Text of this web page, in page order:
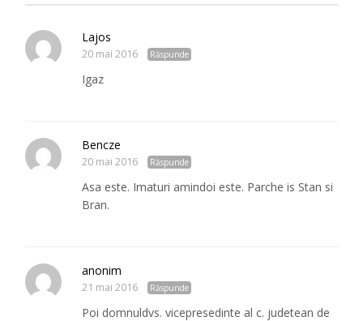
Lajos
20 mai 2016 Răspunde
Igaz
Bencze
20 mai 2016 Răspunde
Asa este. Imaturi amindoi este. Parche is Stan si
Bran.
anonim
21 mai 2016 Răspunde
Poi domnuldvs. vicepresedinte al c. judetean de